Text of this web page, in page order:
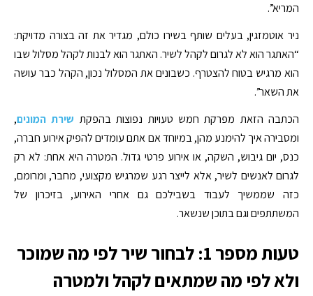
המריא”.
ניר אוטמזגין, בעלים שותף בשירו כולם, מגדיר את זה בצורה מדויקת:
“האתגר הוא לא לגרום לקהל לשיר. האתגר הוא לבנות לקהל מסלול שבו
הוא מרגיש בטוח להצטרף. כשבונים את המסלול נכון, הקהל כבר עושה
את השאר”.
הכתבה הזאת מפרקת חמש טעויות נפוצות בהפקת שירת המונים,
ומסבירה איך להימנע מהן, במיוחד אם אתם עומדים להפיק אירוע חברה,
כנס, יום גיבוש, השקה, או אירוע פרטי גדול. המטרה היא אחת: לא רק
לגרום לאנשים לשיר, אלא לייצר רגע שמרגיש מקצועי, מחבר, ומרומם,
כזה שממשיך לעבוד בשבילכם גם אחרי האירוע, בזיכרון של
המשתתפים וגם בתוכן שנשאר.
טעות מספר 1: לבחור שיר לפי מה שמוכר
ולא לפי מה שמתאים לקהל ולמטרה